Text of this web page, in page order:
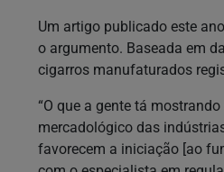
Um artigo publicado este
o argumento. Baseada em
cigarros manufaturados
“O que a gente tá
mercadológico das
favorecem a iniciação [ao